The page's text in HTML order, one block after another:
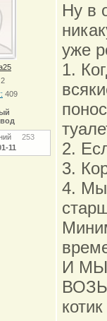
2
409
253
11
Ну в
уже
1.
2.
3.
4. Мы
И